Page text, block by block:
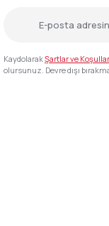
KaydolarakŞartlar ve
olursunuz. Devre dışı